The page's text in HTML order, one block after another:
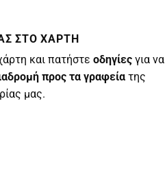
ΣΤΟ ΧΆΡΤΗ
και πατήστε οδηγίες για να
προς τα γραφεία της
μας.